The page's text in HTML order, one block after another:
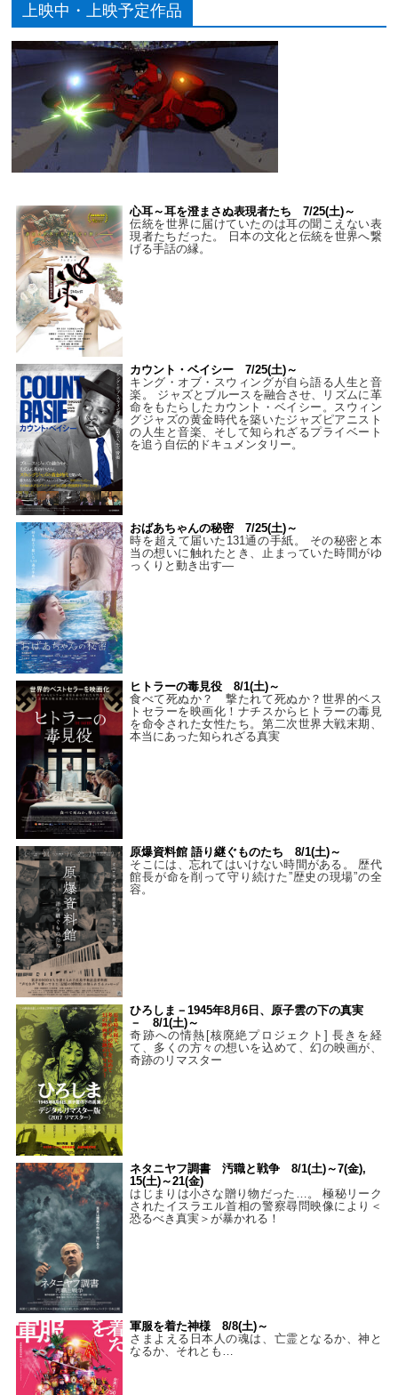
上映中・上映予定作品
心耳～耳を澄まさぬ表現者たち 7/25(土)～
伝統を世界に届けていたのは耳の聞こえない表
現者たちだった。 日本の文化と伝統を世界へ繋
げる手話の縁。
カウント・ベイシー 7/25(土)～
キング・オブ・スウィングが自ら語る人生と音
楽。 ジャズとブルースを融合させ、リズムに革
命をもたらしたカウント・ベイシー。スウィン
グジャズの黄金時代を築いたジャズピアニスト
の人生と音楽、そして知られざるプライベート
を追う自伝的ドキュメンタリー。
おばあちゃんの秘密 7/25(土)～
時を超えて届いた131通の手紙。 その秘密と本
当の想いに触れたとき、止まっていた時間がゆ
っくりと動き出す―
ヒトラーの毒見役 8/1(土)～
食べて死ぬか？ 撃たれて死ぬか？世界的ベス
トセラーを映画化！ナチスからヒトラーの毒見
を命令された女性たち。第二次世界大戦末期、
本当にあった知られざる真実
原爆資料館 語り継ぐものたち 8/1(土)～
そこには、忘れてはいけない時間がある。 歴代
館長が命を削って守り続けた”歴史の現場”の全
容。
ひろしま－1945年8月6日、原子雲の下の真実
－ 8/1(土)～
奇跡への情熱[核廃絶プロジェクト] 長きを経
て、多くの方々の想いを込めて、幻の映画が、
奇跡のリマスター
ネタニヤフ調書 汚職と戦争 8/1(土)～7(金),
15(土)～21(金)
はじまりは小さな贈り物だった…。 極秘リーク
されたイスラエル首相の警察尋問映像により＜
恐るべき真実＞が暴かれる！
軍服を着た神様 8/8(土)～
さまよえる日本人の魂は、亡霊となるか、神と
なるか、それとも…